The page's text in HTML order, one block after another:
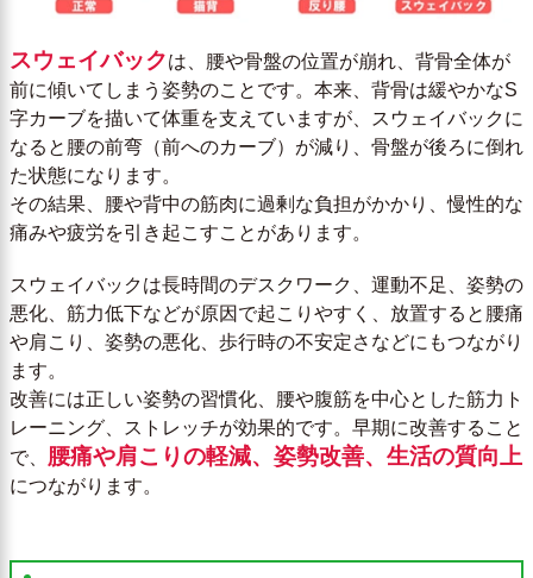
スウェイバックは、腰や骨盤の位置が崩れ、背骨全体が
前に傾いてしまう姿勢のことです。本来、背骨は緩やかなS
字カーブを描いて体重を支えていますが、スウェイバックに
なると腰の前弯（前へのカーブ）が減り、骨盤が後ろに倒れ
た状態になります。
その結果、腰や背中の筋肉に過剰な負担がかかり、慢性的な
痛みや疲労を引き起こすことがあります。
スウェイバックは長時間のデスクワーク、運動不足、姿勢の
悪化、筋力低下などが原因で起こりやすく、放置すると腰痛
や肩こり、姿勢の悪化、歩行時の不安定さなどにもつながり
ます。
改善には正しい姿勢の習慣化、腰や腹筋を中心とした筋力ト
レーニング、ストレッチが効果的です。早期に改善すること
で、 腰痛や肩こりの軽減、姿勢改善、生活の質向上
につながります。